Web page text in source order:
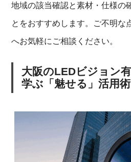
地域の該当確認と素材・仕様の
とをおすすめします。ご不明な
へお気軽にご相談ください。
大阪のLEDビジョン
学ぶ「魅せる」活用術